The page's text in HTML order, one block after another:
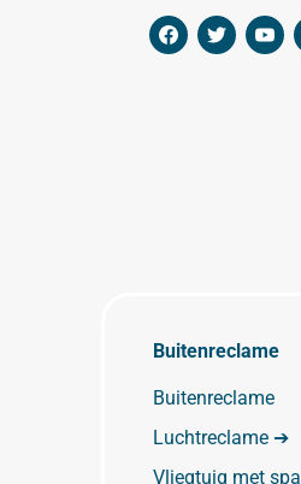
Buitenreclame
Buitenreclame
Luchtreclame ➔
Vliegtuig met